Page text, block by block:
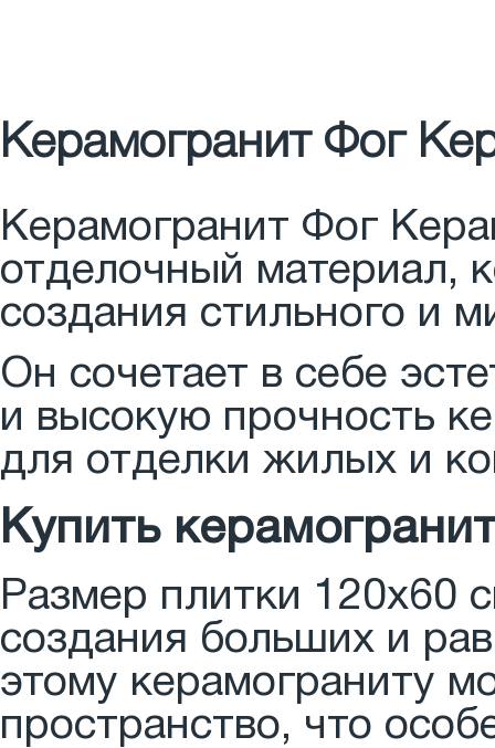
Керамогранит Фог
Керамогранит Фог
отделочный материал,
создания стильного и
Он сочетает в себе
и высокую прочность
для отделки жилых и
Купить
Размер плитки 120x60
создания больших и
этому керамограниту
пространство, что